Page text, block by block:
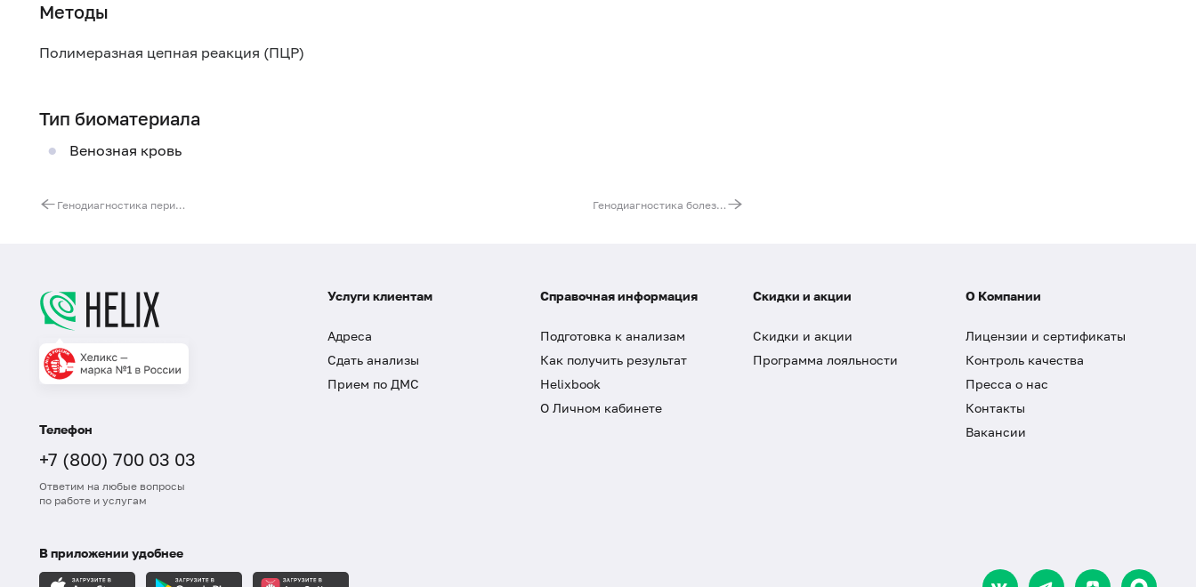
Методы
Полимеразная цепная реакция (ПЦР)
Тип биоматериала
Венозная кровь
Генодиагностика периодической болезни (семейной средиземноморской лихорадки). Ген MEFV Генодиагностика болезни Фабри. Ген GLA
Телефон
+7 (800) 700 03 03
Ответим на любые вопросы
по работе и услугам
Услуги клиентам
Адреса
Сдать анализы
Прием по ДМС
Справочная информация
Подготовка к анализам
Как получить результат
Helixbook
О Личном кабинете
Скидки и акции
Скидки и акции
Программа лояльности
О Компании
Лицензии и сертификаты
Контроль качества
Пресса о нас
Контакты
Вакансии
В приложении удобнее